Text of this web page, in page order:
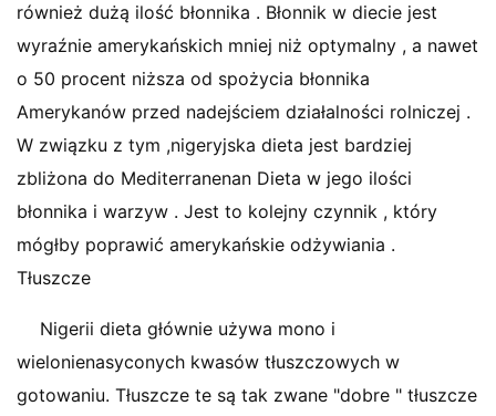
również dużą ilość błonnika . Błonnik w diecie jest
wyraźnie amerykańskich mniej niż optymalny , a nawet
o 50 procent niższa od spożycia błonnika
Amerykanów przed nadejściem działalności rolniczej .
W związku z tym ,nigeryjska dieta jest bardziej
zbliżona do Mediterranenan Dieta w jego ilości
błonnika i warzyw . Jest to kolejny czynnik , który
mógłby poprawić amerykańskie odżywiania .
Tłuszcze
Nigerii dieta głównie używa mono i
wielonienasyconych kwasów tłuszczowych w
gotowaniu. Tłuszcze te są tak zwane "dobre " tłuszcze